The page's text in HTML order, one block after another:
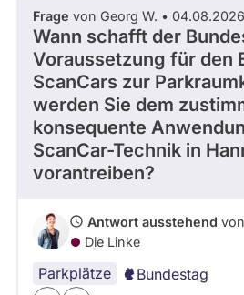
berücksichtigt.
Frage von Georg W. • 04.08.2026
Wann schafft der
Voraussetzung für den
ScanCars zur
werden Sie dem
konsequente
ScanCar-Technik in
vorantreiben?
Antwort ausstehend von
Die Linke
Parkplätze Bundestag